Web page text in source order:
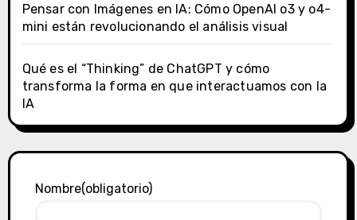
Pensar con Imágenes en IA: Cómo OpenAI o3 y o4-
mini están revolucionando el análisis visual
Qué es el “Thinking” de ChatGPT y cómo
transforma la forma en que interactuamos con la
IA
Nombre(obligatorio)